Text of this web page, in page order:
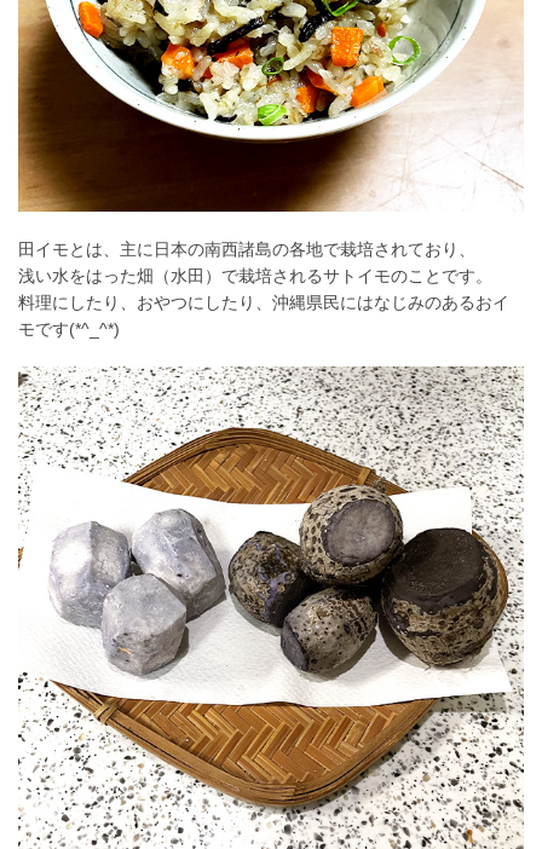
田イモとは、主に日本の南西諸島の各地で栽培されており、
浅い水をはった畑（水田）で栽培されるサトイモのことです。
料理にしたり、おやつにしたり、沖縄県民にはなじみのあるおイ
モです(*^_^*)